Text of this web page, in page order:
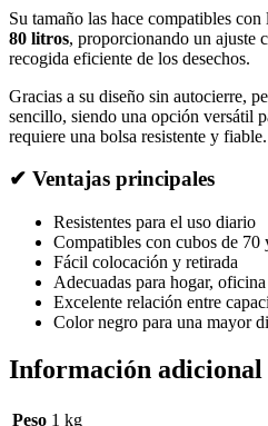
Su tamaño las hace compatibles
80 litros, proporcionando un ajuste
recogida eficiente de los desechos.
Gracias a su diseño sin autocierre,
sencillo, siendo una opción versátil
requiere una bolsa resistente y fiable.
✔ Ventajas principales
Resistentes para el uso diario
Compatibles con cubos de 70
Fácil colocación y retirada
Adecuadas para hogar,
Excelente relación entre
Color negro para una mayor
Información adicional
Peso 1 kg